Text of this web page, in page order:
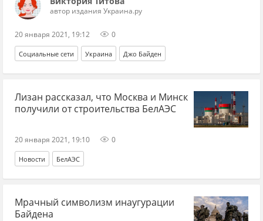
автор издания Украина.ру
20 января 2021, 19:12 0
Социальные сети Украина Джо Байден
Лизан рассказал, что Москва и Минск
получили от строительства БелАЭС
20 января 2021, 19:10 0
Новости БелАЭС
Мрачный символизм инаугурации
Байдена